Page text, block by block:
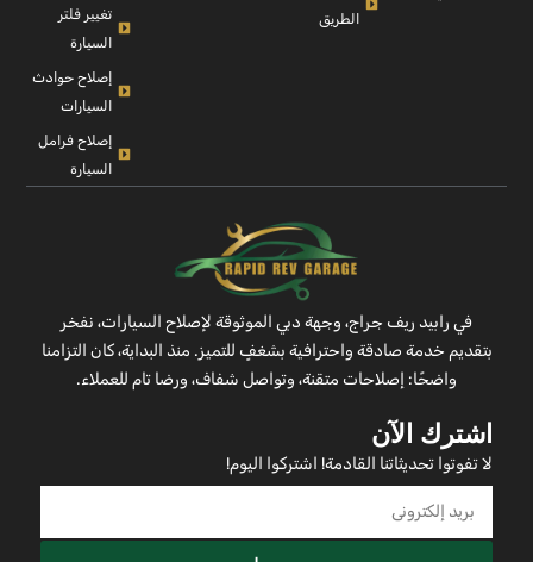
الطريق
تغيير فلتر
السيارة
إصلاح حوادث
السيارات
إصلاح فرامل
السيارة
في رابيد ريف جراج، وجهة دبي الموثوقة لإصلاح السيارات، نفخر
بتقديم خدمة صادقة واحترافية بشغفٍ للتميز. منذ البداية، كان التزامنا
واضحًا: إصلاحات متقنة، وتواصل شفاف، ورضا تام للعملاء.
اشترك الآن
لا تفوتوا تحديثاتنا القادمة! اشتركوا اليوم!